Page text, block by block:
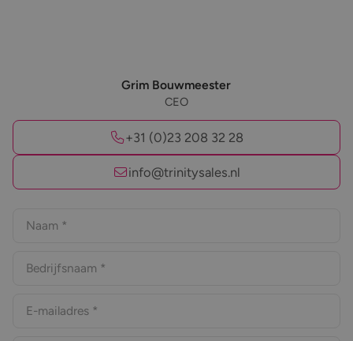
Grim Bouwmeester
CEO
+31 (0)23 208 32 28
info@trinitysales.nl